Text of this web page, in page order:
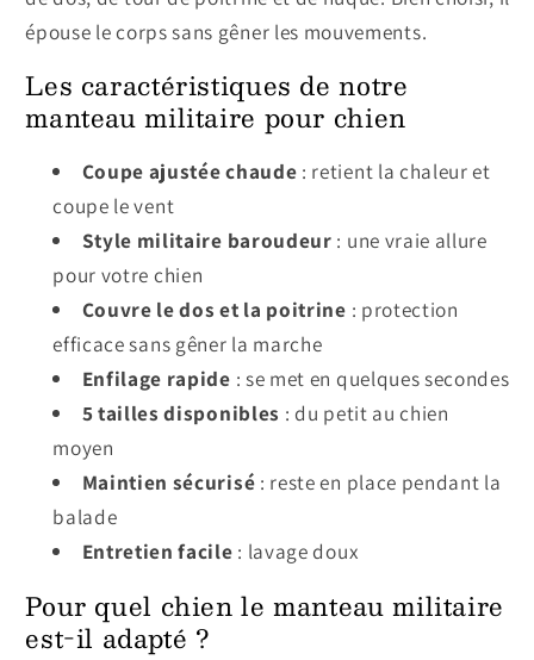
épouse le corps sans gêner les mouvements.
Les caractéristiques de notre
manteau militaire pour chien
Coupe ajustée chaude : retient la chaleur et
coupe le vent
Style militaire baroudeur : une vraie allure
pour votre chien
Couvre le dos et la poitrine : protection
efficace sans gêner la marche
Enfilage rapide : se met en quelques secondes
5 tailles disponibles : du petit au chien
moyen
Maintien sécurisé : reste en place pendant la
balade
Entretien facile : lavage doux
Pour quel chien le manteau militaire
est-il adapté ?